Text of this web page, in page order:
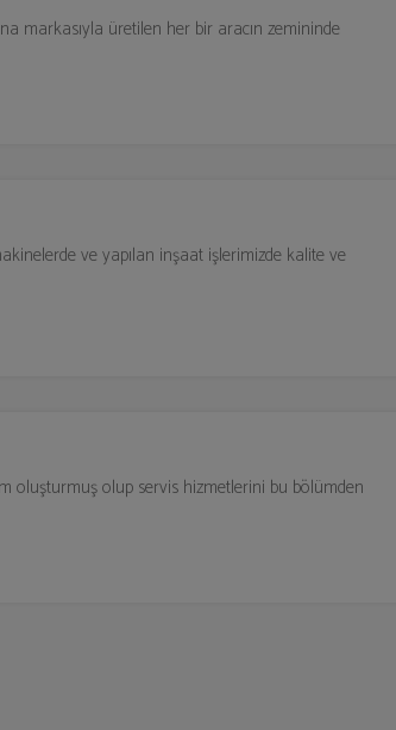
markasıyla üretilen her bir aracın zemininde
ve yapılan inşaat işlerimizde kalite ve
oluşturmuş olup servis hizmetlerini bu bölümden